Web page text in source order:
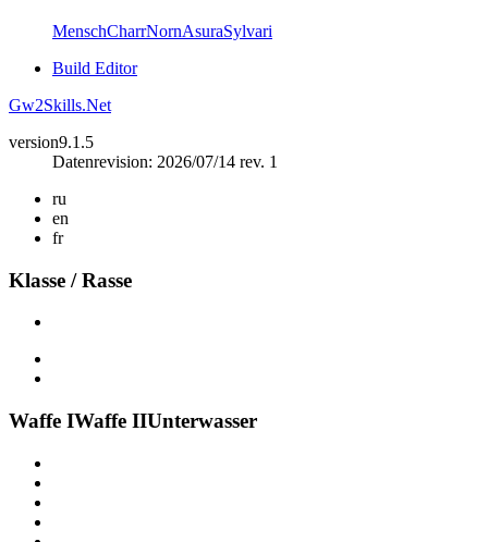
MenschCharrNornAsuraSylvari
Build Editor
Gw2Skills.Net
version9.1.5
Datenrevision: 2026/07/14 rev. 1
ru
en
fr
Klasse / Rasse
Waffe IWaffe IIUnterwasser